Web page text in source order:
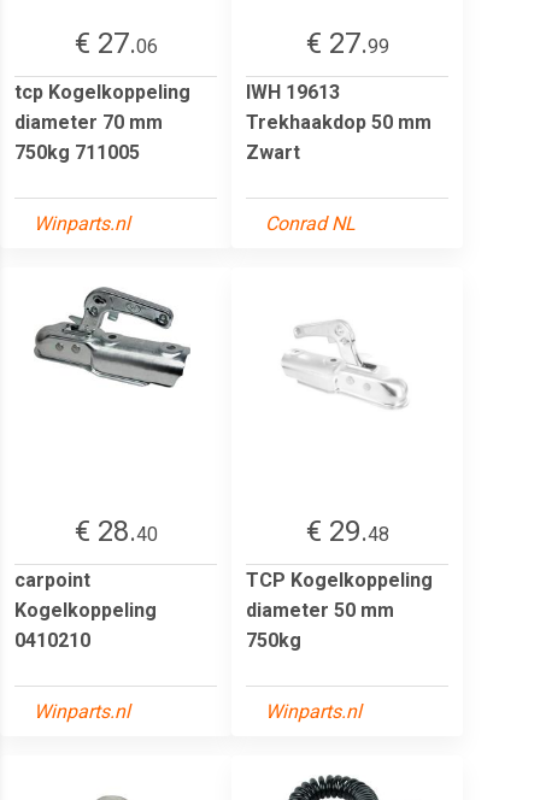
€ 27.06
tcp Kogelkoppeling
diameter 70 mm
750kg 711005
Winparts.nl
€ 27.99
IWH 19613
Trekhaakdop 50 mm
Zwart
Conrad NL
€ 28.40
carpoint
Kogelkoppeling
0410210
Winparts.nl
€ 29.48
TCP Kogelkoppeling
diameter 50 mm
750kg
Winparts.nl